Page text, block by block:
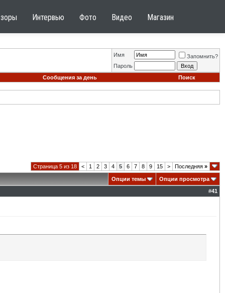
Интервью Фото Видео Магазин
Имя
Запомнить?
Пароль
Сообщения за день
Поиск
Страница 5 из 18 < 1 2 3 4 5 6 7 8 9 15 > Последняя »
Опции темы
Опции просмотра
#41